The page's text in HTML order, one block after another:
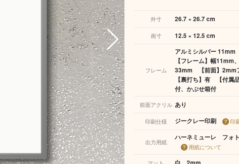
外寸 26.7 × 26.7 cm
画寸 12.5 × 12.5 cm
フレーム
アルミシルバー 11mm
【フレーム】幅11mm
33mm 【前面】
【裏打ち】有 【付属
付、かぶせ箱付
前面アクリル あり
印刷仕様 ジークレー印刷 印
出力用紙
ハーネミューレ フォ
用紙について